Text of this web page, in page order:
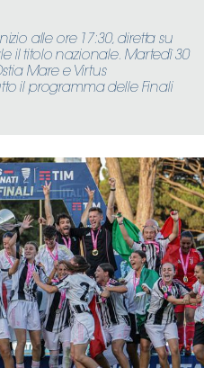
alle ore 17:30, diretta su
il titolo nazionale. Martedì 30
Mare e Virtus
il programma delle Finali